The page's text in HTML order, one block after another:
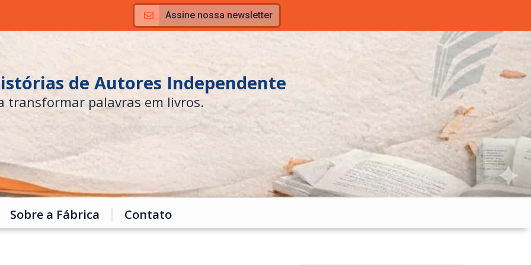
Assine nossa newsletter
de Autores Independente
transformar palavras em livros.
Sobre a Fábrica Contato